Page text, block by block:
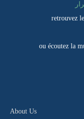
retrouvez
ou écoutez la
About Us